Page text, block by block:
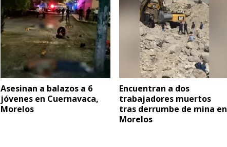
Asesinan a balazos a 6
jóvenes en Cuernavaca,
Morelos
Encuentran a dos
trabajadores muertos
tras derrumbe de mina en
Morelos